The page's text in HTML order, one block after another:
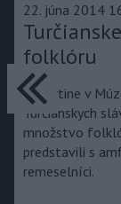
22. júna 2014
folklóru
V Martine v
Turčianskych
množstvo
predstavili s
remeselníci.